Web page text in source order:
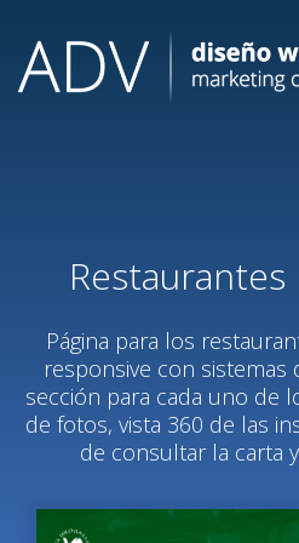
content
Página para los
responsive con sistemas
sección para cada uno de
de fotos, vista 360 de las
de consultar la carta